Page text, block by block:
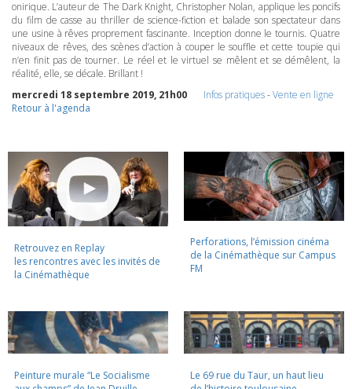
onirique. L’auteur de The Dark Knight, Christopher Nolan, applique les poncifs
du film de casse au thriller de science-fiction et balade son spectateur dans
une usine à rêves proprement fascinante. Inception donne le tournis. Quatre
niveaux de rêves, des scènes d’action à couper le souffle et cette toupie qui
n’en finit pas de tourner. Le réel et le virtuel se mêlent et se démêlent, la
réalité, elle, se décale. Brillant !
mercredi 18 septembre 2019, 21h00
Infos pratiques-Vente en ligne
Retour à l'agenda
Retrouvez en Replay
les rencontres avec les invités de
la Cinémathèque
Perforations, l’émission cinéma
de la Cinémathèque sur Campus
FM
Peinture murale “Le Socialisme
Le 69 rue du Taur, un haut lieu